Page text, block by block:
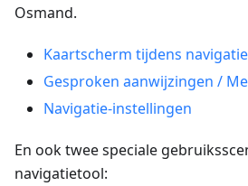
Osmand.
Kaartscherm tijdens navigatie
Gesproken aanwijzingen /
Navigatie-instellingen
En ook twee speciale
navigatietool: